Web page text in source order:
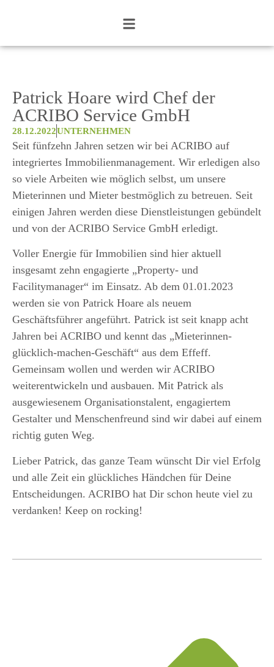
Patrick Hoare wird Chef der
ACRIBO Service GmbH
28.12.2022UNTERNEHMEN
Seit fünfzehn Jahren setzen wir bei ACRIBO auf
integriertes Immobilienmanagement. Wir erledigen also
so viele Arbeiten wie möglich selbst, um unsere
Mieterinnen und Mieter bestmöglich zu betreuen. Seit
einigen Jahren werden diese Dienstleistungen gebündelt
und von der ACRIBO Service GmbH erledigt.
Voller Energie für Immobilien sind hier aktuell
insgesamt zehn engagierte „Property- und
Facilitymanager“ im Einsatz. Ab dem 01.01.2023
werden sie von Patrick Hoare als neuem
Geschäftsführer angeführt. Patrick ist seit knapp acht
Jahren bei ACRIBO und kennt das „Mieterinnen-
glücklich-machen-Geschäft“ aus dem Effeff.
Gemeinsam wollen und werden wir ACRIBO
weiterentwickeln und ausbauen. Mit Patrick als
ausgewiesenem Organisationstalent, engagiertem
Gestalter und Menschenfreund sind wir dabei auf einem
richtig guten Weg.
Lieber Patrick, das ganze Team wünscht Dir viel Erfolg
und alle Zeit ein glückliches Händchen für Deine
Entscheidungen. ACRIBO hat Dir schon heute viel zu
verdanken! Keep on rocking!